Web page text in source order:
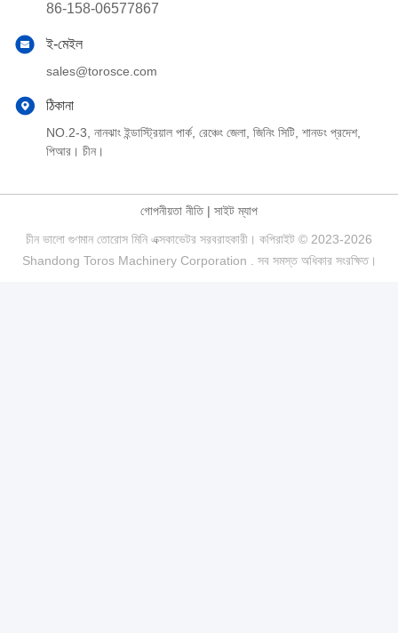
86-158-06577867
ই-মেইল
sales@torosce.com
ঠিকানা
NO.2-3, নানঝাং ইন্ডাস্ট্রিয়াল পার্ক, রেঞ্চেং জেলা, জিনিং সিটি, শানডং প্রদেশ,
পিআর। চীন।
গোপনীয়তা নীতি| সাইট ম্যাপ
চীন ভালো গুণমান তোরোস মিনি এক্সকাভেটর সরবরাহকারী। কপিরাইট © 2023-2026
Shandong Toros Machinery Corporation . সব সমস্ত অধিকার সংরক্ষিত।